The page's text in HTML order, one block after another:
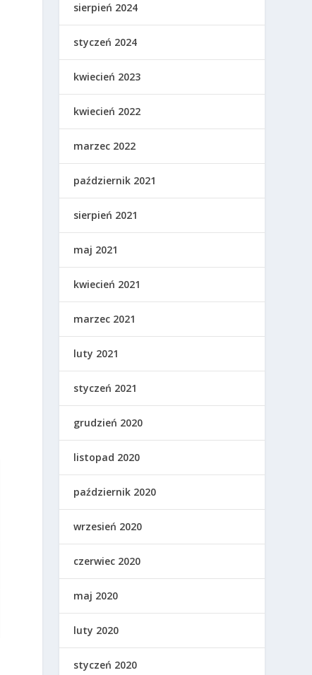
sierpień 2024
styczeń 2024
kwiecień 2023
kwiecień 2022
marzec 2022
październik 2021
sierpień 2021
maj 2021
kwiecień 2021
marzec 2021
luty 2021
styczeń 2021
grudzień 2020
listopad 2020
październik 2020
wrzesień 2020
czerwiec 2020
maj 2020
luty 2020
styczeń 2020